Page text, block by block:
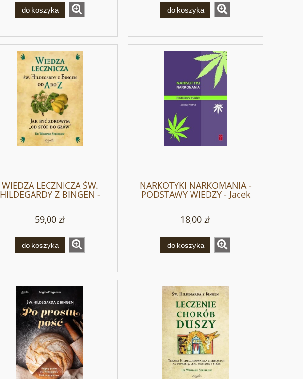
do koszyka do koszyka
WIEDZA LECZNICZA ŚW.
HILDEGARDY Z BINGEN -
59,00 zł
do koszyka
NARKOTYKI NARKOMANIA -
PODSTAWY WIEDZY - Jacek
18,00 zł
do koszyka